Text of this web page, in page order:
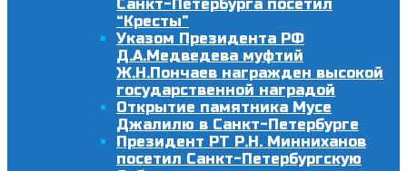
Санкт-Петербурга посетил
“Кресты”
Указом Президента РФ
Д.А.Медведева муфтий
Ж.Н.Пончаев награжден высокой
государственной наградой
Открытие памятника Мусе
Джалилю в Санкт-Петербурге
Президент РТ Р.Н. Минниханов
посетил Санкт-Петербургскую